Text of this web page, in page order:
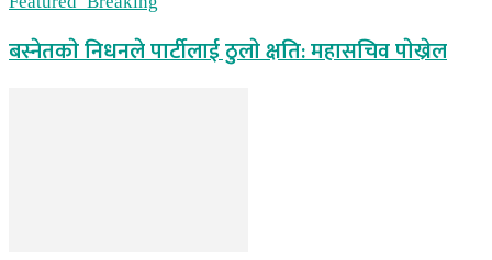
बस्नेतकाे निधनले पार्टीलाई ठुलाे क्षति: महासचिव पाेख्रेल